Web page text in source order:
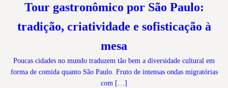
Tour gastronômico por São Paulo:
tradição, criatividade e sofisticação à
mesa
Poucas cidades no mundo traduzem tão bem a diversidade cultural em
forma de comida quanto São Paulo. Fruto de intensas ondas migratórias
com […]